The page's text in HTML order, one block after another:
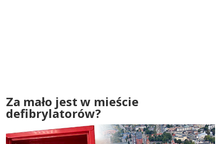
Za mało jest w mieście
defibrylatorów?